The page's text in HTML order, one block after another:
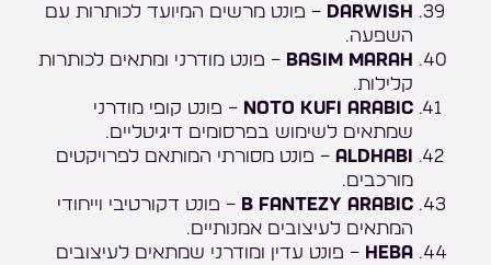
Darwish – פונט מרשים המיועד לכותרות עם
השפעה.
Basim Marah – פונט מודרני ומתאים לכותרות
קלילות.
Noto Kufi Arabic – פונט קופי מודרני
שמתאים לשימוש בפרסומים דיגיטליים.
Aldhabi – פונט מסורתי המותאם לפרויקטים
מורכבים.
B Fantezy Arabic – פונט דקורטיבי וייחודי
המתאים לעיצובים אמנותיים.
Heba – פונט עדין ומודרני שמתאים לעיצובים